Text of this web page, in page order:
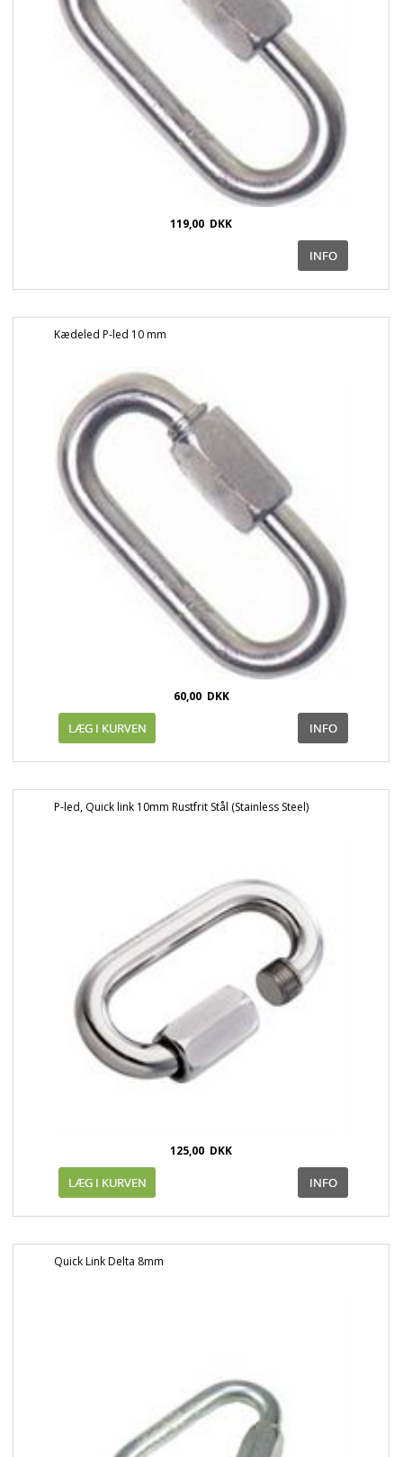
119,00 DKK
Kædeled P-led 10 mm
60,00DKK
P-led, Quick link 10mm Rustfrit Stål (Stainless Steel)
125,00 DKK
Quick Link Delta 8mm